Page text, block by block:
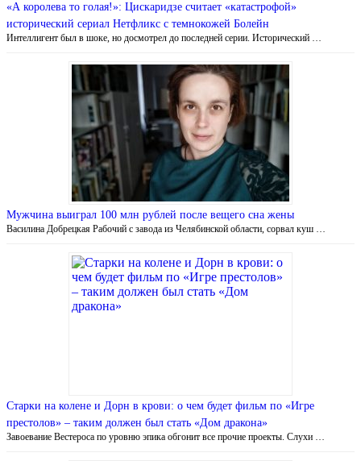
«А королева то голая!»: Цискаридзе считает «катастрофой»
исторический сериал Нетфликс с темнокожей Болейн
Интеллигент был в шоке, но досмотрел до последней серии. Исторический …
Мужчина выиграл 100 млн рублей после вещего сна жены
Василина Добрецкая Рабочий с завода из Челябинской области, сорвал куш …
Старки на колене и Дорн в крови: о чем будет фильм по «Игре
престолов» – таким должен был стать «Дом дракона»
Завоевание Вестероса по уровню эпика обгонит все прочие проекты. Слухи …